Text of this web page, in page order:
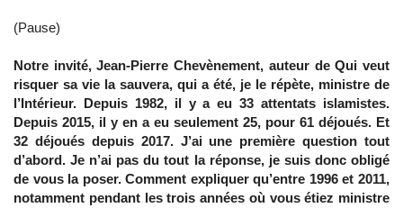
(Pause)
Notre invité, Jean-Pierre Chevènement, auteur de Qui veut
risquer sa vie la sauvera, qui a été, je le répète, ministre de
l’Intérieur. Depuis 1982, il y a eu 33 attentats islamistes.
Depuis 2015, il y en a eu seulement 25, pour 61 déjoués. Et
32 déjoués depuis 2017. J’ai une première question tout
d’abord. Je n’ai pas du tout la réponse, je suis donc obligé
de vous la poser. Comment expliquer qu’entre 1996 et 2011,
notamment pendant les trois années où vous étiez ministre